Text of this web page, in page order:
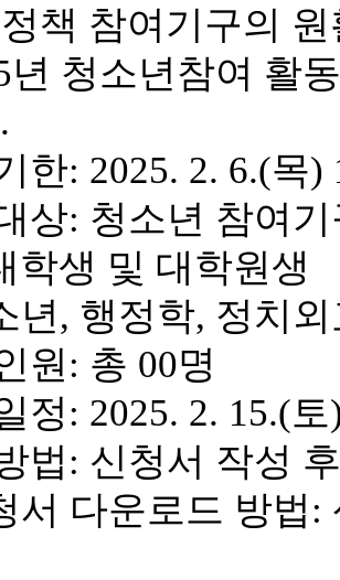
책 참여기구의
년 청소년참여 활
한: 2025. 2. 6.(목)
상: 청소년 참여
학생 및 대학원생
년, 행정학, 정치
원: 총 00명
정: 2025. 2. 15.(토
법: 신청서 작성
서 다운로드 방법: